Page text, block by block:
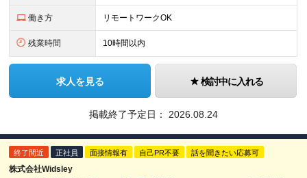
働き方 リモートワークOK
残業時間 10時間以内
求人を見る 検討中に入れる
掲載終了予定日： 2026.08.24
終了間近 正社員 面接情報有 自己PR不要 話を聞きたい応募可
株式会社Widsley